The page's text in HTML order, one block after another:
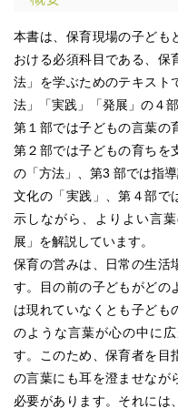
本書は、保育現場の子ども
おける必須科目である、保
法」を学ぶためのテキスト
法」「実践」「発展」の４
第１部では子どもの言葉の
第２部では子どもの育ちを
の「方法」、第3 部では指
文化の「実践」、第４部で
示しながら、よりよい言
展」を解説しています。
保育の営みは、日常の生活
す。目の前の子どもがどの
は現れていなくとも子ども
のような言葉が心の中に
す。このため、保育者を目
の言葉にも耳を澄ませなが
必要があります。それには